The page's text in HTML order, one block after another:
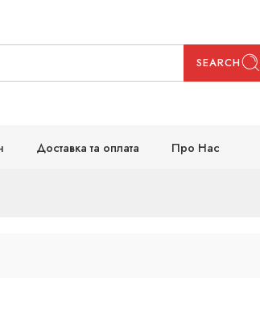
SEARCH
Доставка та оплата Про Нас